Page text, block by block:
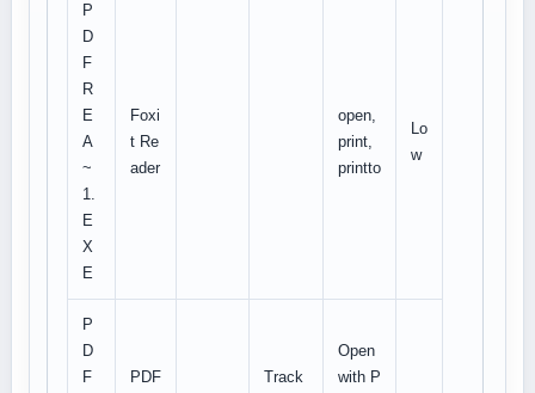
P
D
F
R
E
A
~
1.
E
X
E
Foxi
t Re
ader
open,
print,
printto
Lo
w
P
D
F
PDF
Track
Open
with P